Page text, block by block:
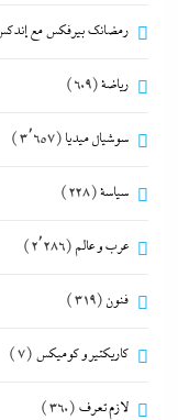
رمضانك بيرفكس مع
رياضة(609)
سوشيال ميديا (3٬657)
سياسة(228)
عرب و عالم (2٬286)
فنون (319)
كاريكتير و كوميكس (7)
لازم تعرف (360)